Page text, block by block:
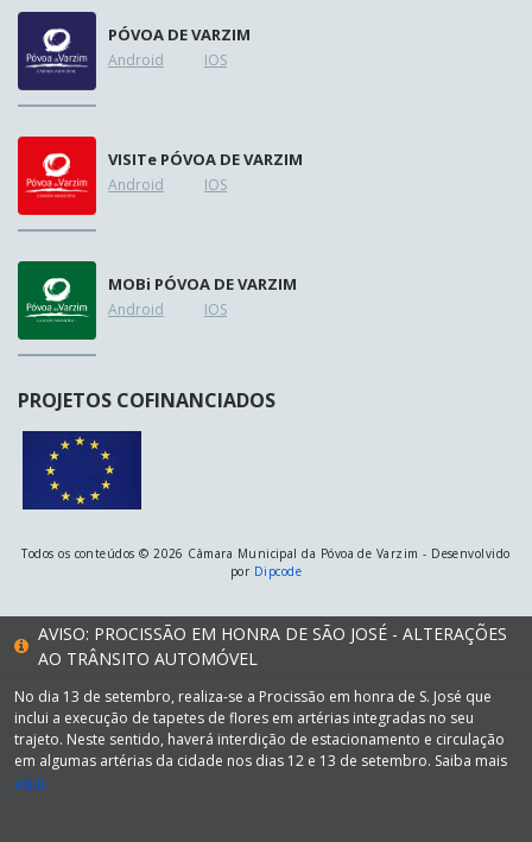
PÓVOA DE VARZIM
Android IOS
VISITe PÓVOA DE VARZIM
Android IOS
MOBi PÓVOA DE VARZIM
Android IOS
PROJETOS COFINANCIADOS
Todos os conteúdos © 2026 Câmara Municipal da Póvoa de Varzim - Desenvolvido
por Dipcode
AVISO: PROCISSÃO EM HONRA DE SÃO JOSÉ - ALTERAÇÕES
AO TRÂNSITO AUTOMÓVEL
No dia 13 de setembro, realiza-se a Procissão em honra de S. José que
inclui a execução de tapetes de flores em artérias integradas no seu
trajeto. Neste sentido, haverá interdição de estacionamento e circulação
em algumas artérias da cidade nos dias 12 e 13 de setembro. Saiba mais
aqui.